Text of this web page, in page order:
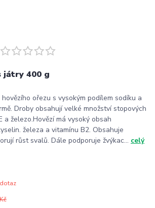
játry 400 g
ořezu s vysokým podílem sodíku a
Droby obsahují velké množství stopových
a železo.Hovězí má vysoký obsah
železa a vitamínu B2. Obsahuje
růst svalů. Dále podporuje žvýkac... celý